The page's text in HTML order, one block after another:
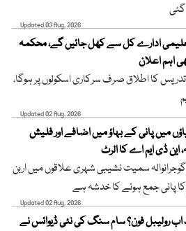
گئی
Updated 03 Aug, 2026
تعلیمی ادارے کل سے کھل جائیں گے، محکمہ
اہم اعلان
میں 6 روز تدریس کا اطلاق صرف سرکاری اسکولوں پر ہوگا،
Updated 02 Aug, 2026
میں پانی کے بہاؤ میں اضافے اور فلیش
ڈی ایم اے کا الرٹ
گوجرانوالہ سمیت نشیبی شہری علاقوں میں اربن
پانی جمع ہونے کا خدشہ ہے
Updated 02 Aug, 2026
اب رولیبل فون؟ سام سنگ کی نئی ڈیوائس نے